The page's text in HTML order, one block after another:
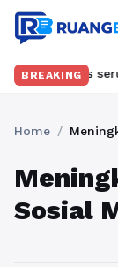
BREAKING
kelas seru
Home /
Sosial